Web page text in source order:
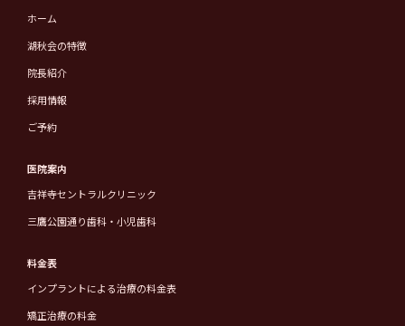
ホーム
湖秋会の特徴
院長紹介
採用情報
ご予約
医院案内
吉祥寺セントラルクリニック
三鷹公園通り歯科・小児歯科
料金表
インプラントによる治療の料金表
矯正治療の料金